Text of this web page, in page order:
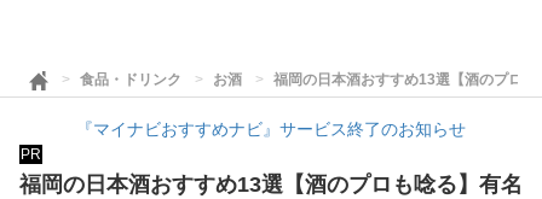
食品・ドリンク お酒 福岡の日本酒おすすめ13選【酒のプロ
『マイナビおすすめナビ』サービス終了のお知らせ
PR
福岡の日本酒おすすめ13選【酒のプロも唸る】有名